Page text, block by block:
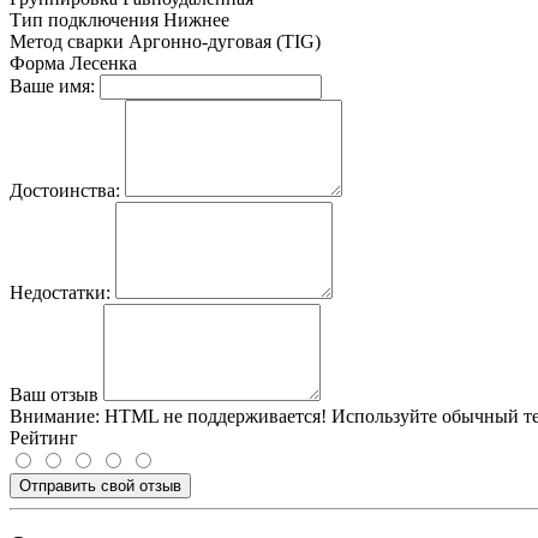
Тип подключения Нижнее
Метод сварки Аргонно-дуговая (TIG)
Форма Лесенка
Ваше имя:
Достоинства:
Недостатки:
Ваш отзыв
Внимание: HTML не поддерживается! Используйте обычный
Рейтинг
Отправить свой отзыв